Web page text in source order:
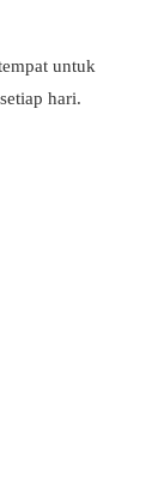
untuk
hari.